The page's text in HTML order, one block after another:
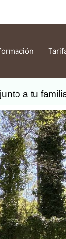
a tu